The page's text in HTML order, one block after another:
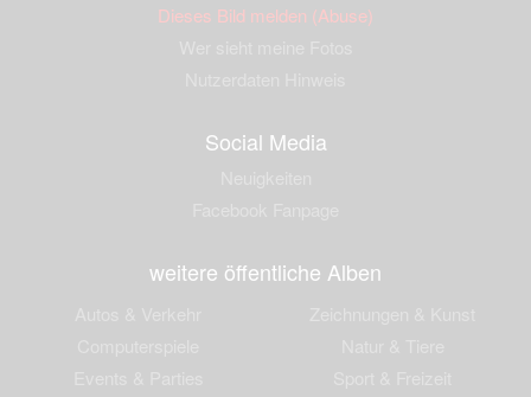
Dieses Bild melden (Abuse)
Social Media
weitere öffentliche Alben